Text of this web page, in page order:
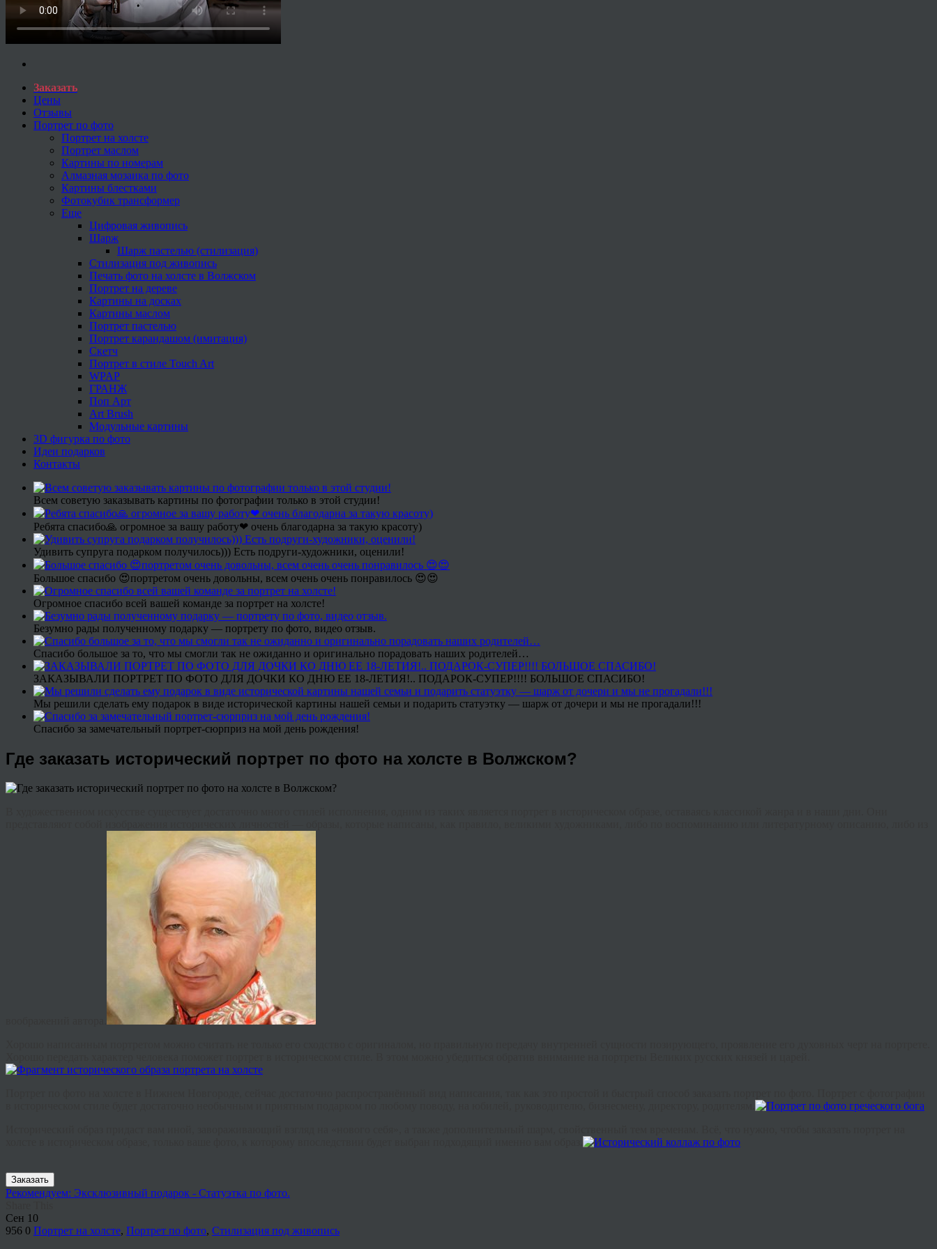
Заказать
Цены
Отзывы
Портрет по фото
Портрет на холсте
Портрет маслом
Картины по номерам
Алмазная мозаика по фото
Картины блестками
Фотокубик трансформер
Еще
Цифровая живопись
Шарж
Шарж пастелью (стилизация)
Стилизация под живопись
Печать фото на холсте в Волжском
Портрет на дереве
Картины на досках
Картины маслом
Портрет пастелью
Портрет карандашом (имитация)
Скетч
Портрет в стиле Touch Art
WPAP
ГРАНЖ
Поп Арт
Art Brush
Модульные картины
3D фигурка по фото
Идеи подарков
Контакты
Всем советую заказывать картины по фотографии только в этой студии!
Ребята спасибо🙏 огромное за вашу работу❤ очень благодарна за такую красоту)
Удивить супруга подарком получилось))) Есть подруги-художники, оценили!
Большое спасибо 😍портретом очень довольны, всем очень очень понравилось 😍😍
Огромное спасибо всей вашей команде за портрет на холсте!
Безумно рады полученному подарку — портрету по фото, видео отзыв.
Спасибо большое за то, что мы смогли так не ожиданно и оригинально порадовать наших родителей…
ЗАКАЗЫВАЛИ ПОРТРЕТ ПО ФОТО ДЛЯ ДОЧКИ КО ДНЮ ЕЕ 18-ЛЕТИЯ!.. ПОДАРОК-СУПЕР!!!! БОЛЬШОЕ СПАСИБО!
Мы решили сделать ему подарок в виде исторической картины нашей семьи и подарить статуэтку — шарж от дочери и мы не прогадали!!!
Спасибо за замечательный портрет-сюрприз на мой день рождения!
Где заказать исторический портрет по фото на холсте в Волжском?
Заказать
Рекомендуем: Эксклюзивный подарок - Статуэтка по фото.
Сен 10
956 0 Портрет на холсте, Портрет по фото, Стилизация под живопись